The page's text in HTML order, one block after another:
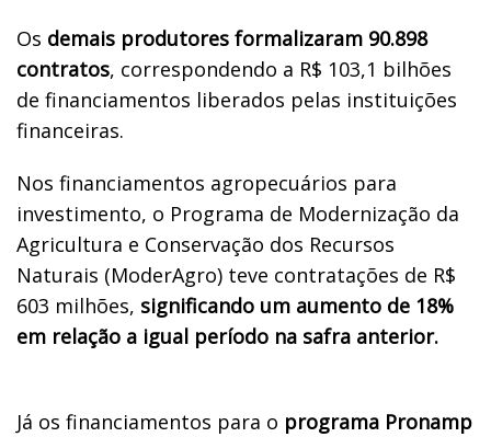
Os demais produtores formalizaram 90.898
contratos, correspondendo a R$ 103,1 bilhões
de financiamentos liberados pelas instituições
financeiras.
Nos financiamentos agropecuários para
investimento, o Programa de Modernização da
Agricultura e Conservação dos Recursos
Naturais (ModerAgro) teve contratações de R$
603 milhões, significando um aumento de 18%
em relação a igual período na safra anterior.
Já os financiamentos para o programa Pronamp